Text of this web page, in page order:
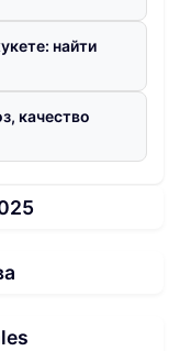
найти
качество